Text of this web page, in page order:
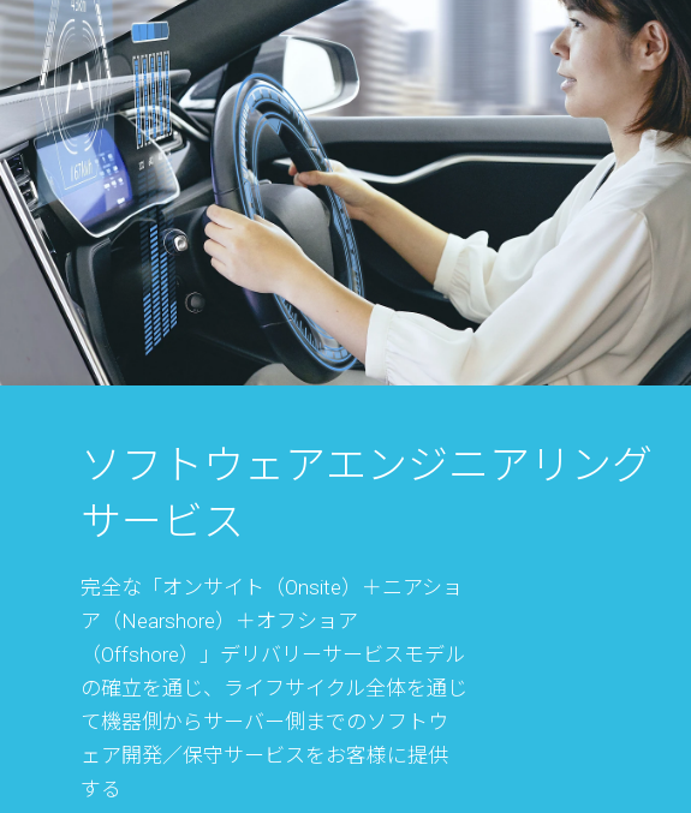
ソフトウェアエンジニアリング
サービス
完全な「オンサイト（Onsite）＋ニアショ
ア（Nearshore）＋オフショア
（Offshore）」デリバリーサービスモデル
の確立を通じ、ライフサイクル全体を通じ
て機器側からサーバー側までのソフトウ
ェア開発／保守サービスをお客様に提供
する